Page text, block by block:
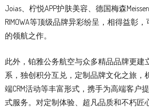
Joias、柠悦APP护肤美容、德国梅森
RIMOWA等顶级品牌异彩纷呈，相得益彰
的领航之作。
此外，铂雅公务航空与众多精品品牌更建
系，独创积分互兑，定制品牌文化之旅，
端CRM活动等丰富形式，携手为高端客户
式服务。对定制体验、超凡品质和不朽匠